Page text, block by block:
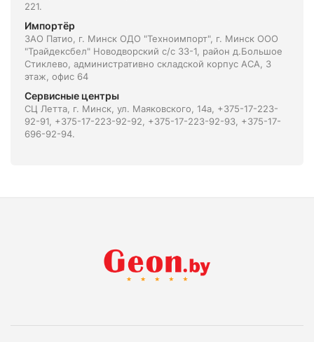
221.
Импортёр
ЗАО Патио, г. Минск ОДО "Техноимпорт", г. Минск ООО
"Трайдексбел" Новодворский с/с 33-1, район д.Большое
Стиклево, административно складской корпус АСА, 3
этаж, офис 64
Сервисные центры
СЦ Летта, г. Минск, ул. Маяковского, 14а, +375-17-223-
92-91, +375-17-223-92-92, +375-17-223-92-93, +375-17-
696-92-94.